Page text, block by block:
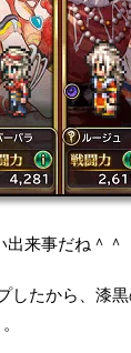
来事だね＾＾
したから、漆